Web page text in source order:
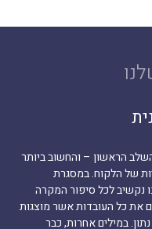
הראשון – והחשוב ביותר
של הלקוח. במסגרת
נקשיב לכל סיפור המקרה
את כל העובדות אשר מוצגות
במילים אחרות, כבר